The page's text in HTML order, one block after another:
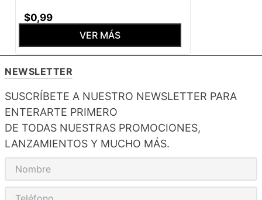
$0,99
VER MÁS
NEWSLETTER
SUSCRÍBETE A NUESTRO NEWSLETTER PARA
ENTERARTE PRIMERO
DE TODAS NUESTRAS PROMOCIONES,
LANZAMIENTOS Y MUCHO MÁS.